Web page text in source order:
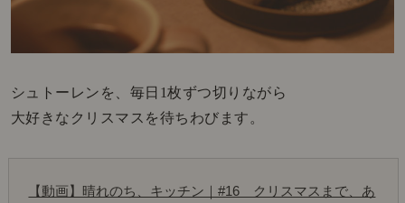
シュトーレンを、毎日1枚ずつ切りながら
大好きなクリスマスを待ちわびます。
【動画】晴れのち、キッチン｜#16　クリスマスまで、あ